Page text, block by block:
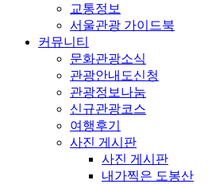
교통정보
서울관광 가이드북
커뮤니티
문화관광소식
관광안내도신청
관광정보나눔
신규관광코스
여행후기
사진 게시판
사진 게시판
내가찍은 도봉산